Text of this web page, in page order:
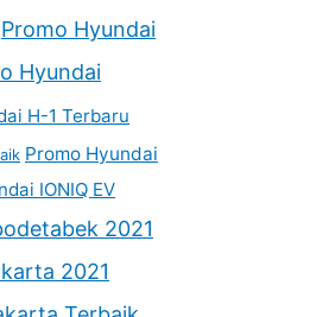
Promo Hyundai
Hyundai
H-1 Terbaru
Promo Hyundai
IONIQ EV
2021
2021